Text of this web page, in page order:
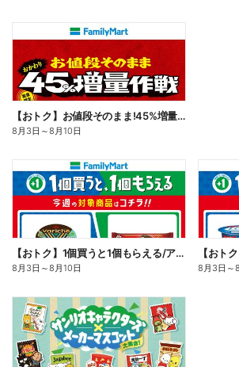
【おトク】お値段そのまま!45%増量作戦!
8月3日 ～8月10日
【おトク】1個買うと1個もらえる/アイス
8月3日 ～8月10日 8月3日 ～